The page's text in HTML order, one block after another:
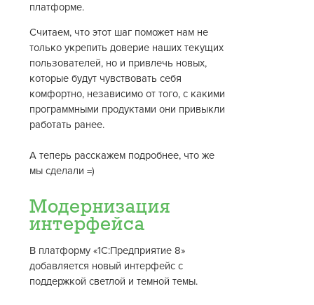
платформе.
Считаем, что этот шаг поможет нам не
только укрепить доверие наших текущих
пользователей, но и привлечь новых,
которые будут чувствовать себя
комфортно, независимо от того, с какими
программными продуктами они привыкли
работать ранее.
А теперь расскажем подробнее, что же
мы сделали =)
Модернизация
интерфейса
В платформу «1С:Предприятие 8»
добавляется новый интерфейс с
поддержкой светлой и темной темы.